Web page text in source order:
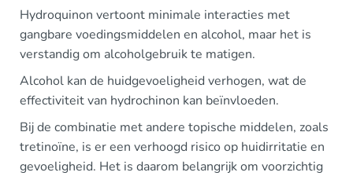
Hydroquinon vertoont minimale interacties met
gangbare voedingsmiddelen en alcohol, maar het is
verstandig om alcoholgebruik te matigen.
Alcohol kan de huidgevoeligheid verhogen, wat de
effectiviteit van hydrochinon kan beïnvloeden.
Bij de combinatie met andere topische middelen, zoals
tretinoïne, is er een verhoogd risico op huidirritatie en
gevoeligheid. Het is daarom belangrijk om voorzichtig